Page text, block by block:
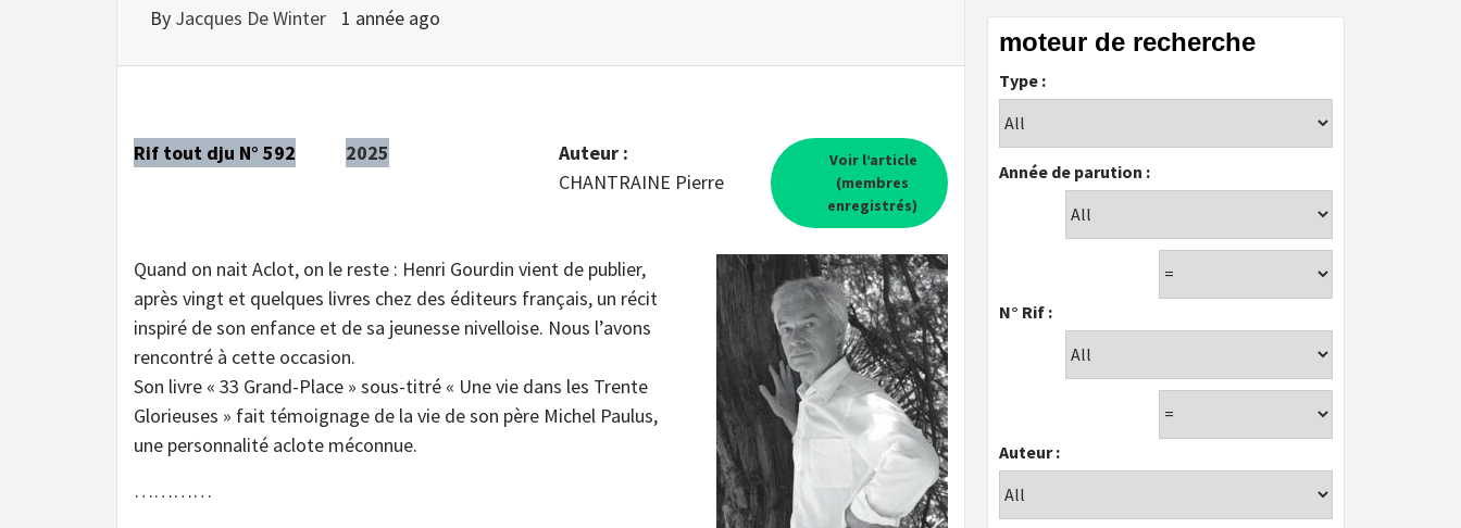
By Jacques De Winter 1 année ago
Rif tout dju N° 592 2025
Auteur :
CHANTRAINE Pierre
Voir l’article
(membres
enregistrés)
Quand on nait Aclot, on le reste : Henri Gourdin vient de publier,
après vingt et quelques livres chez des éditeurs français, un récit
inspiré de son enfance et de sa jeunesse nivelloise. Nous l’avons
rencontré à cette occasion.
Son livre « 33 Grand-Place » sous-titré « Une vie dans les Trente
Glorieuses » fait témoignage de la vie de son père Michel Paulus,
une personnalité aclote méconnue.
…………
moteur de recherche
Type :
Année de parution :
N° Rif :
Auteur :